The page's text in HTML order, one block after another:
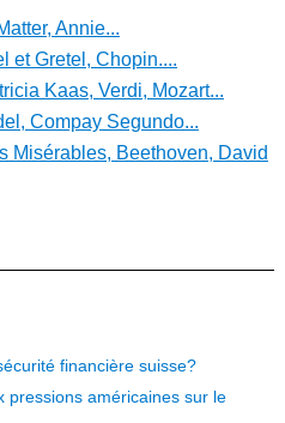
Annie...
et Gretel, Chopin....
Kaas, Verdi, Mozart...
Compay Segundo...
Misérables, Beethoven, David
financière suisse?
pressions américaines sur le